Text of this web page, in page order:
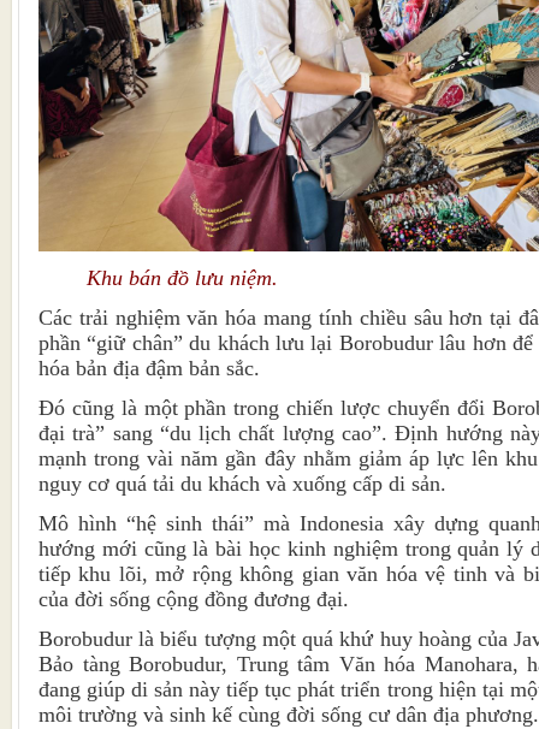
Khu bán đồ lưu niệm.
Các trải nghiệm văn hóa mang tính chiều sâu hơn tại
phần “giữ chân” du khách lưu lại Borobudur lâu hơn
hóa bản địa đậm bản sắc.
Đó cũng là một phần trong chiến lược chuyển đổi
đại trà” sang “du lịch chất lượng cao”. Định hướng
mạnh trong vài năm gần đây nhằm giảm áp lực lên
nguy cơ quá tải du khách và xuống cấp di sản.
Mô hình “hệ sinh thái” mà Indonesia xây dựng
hướng mới cũng là bài học kinh nghiệm trong quản lý
tiếp khu lõi, mở rộng không gian văn hóa vệ tinh và
của đời sống cộng đồng đương đại.
Borobudur là biểu tượng một quá khứ huy hoàng của
Bảo tàng Borobudur, Trung tâm Văn hóa Manohara,
đang giúp di sản này tiếp tục phát triển trong hiện tại
môi trường và sinh kế cùng đời sống cư dân địa phương.